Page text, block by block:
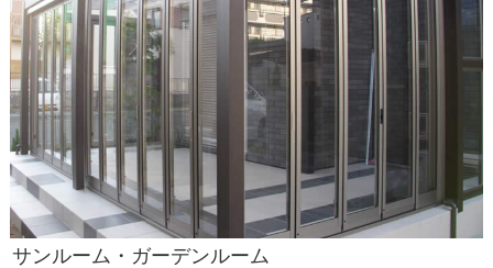
サンルーム・ガーデンルーム